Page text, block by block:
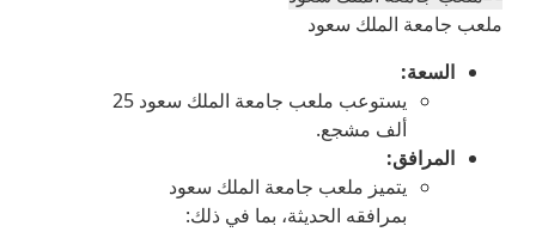
ملعب جامعة الملك سعود
السعة:
يستوعب ملعب جامعة الملك سعود 25
ألف مشجع.
المرافق:
يتميز ملعب جامعة الملك سعود
بمرافقه الحديثة، بما في ذلك: